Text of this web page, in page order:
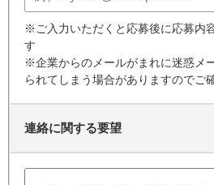
※ご入力いただくと応募後に応募内
す
※企業からのメールがまれに迷惑メ
られてしまう場合がありますのでご
連絡に関する要望